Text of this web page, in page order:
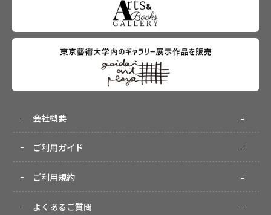
会社概要
ご利用ガイド
ご利用規約
よくあるご質問